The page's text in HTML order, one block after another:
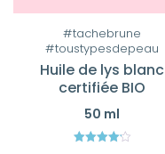
#tachebrune
#toustypesdepeau
Huile de lys blanc
certifiée BIO
50 ml